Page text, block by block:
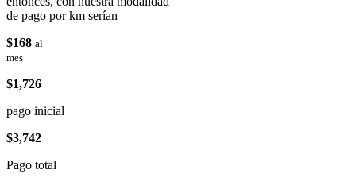
de pago por km serían
$168 al
mes
$1,726
pago inicial
$3,742
Pago total